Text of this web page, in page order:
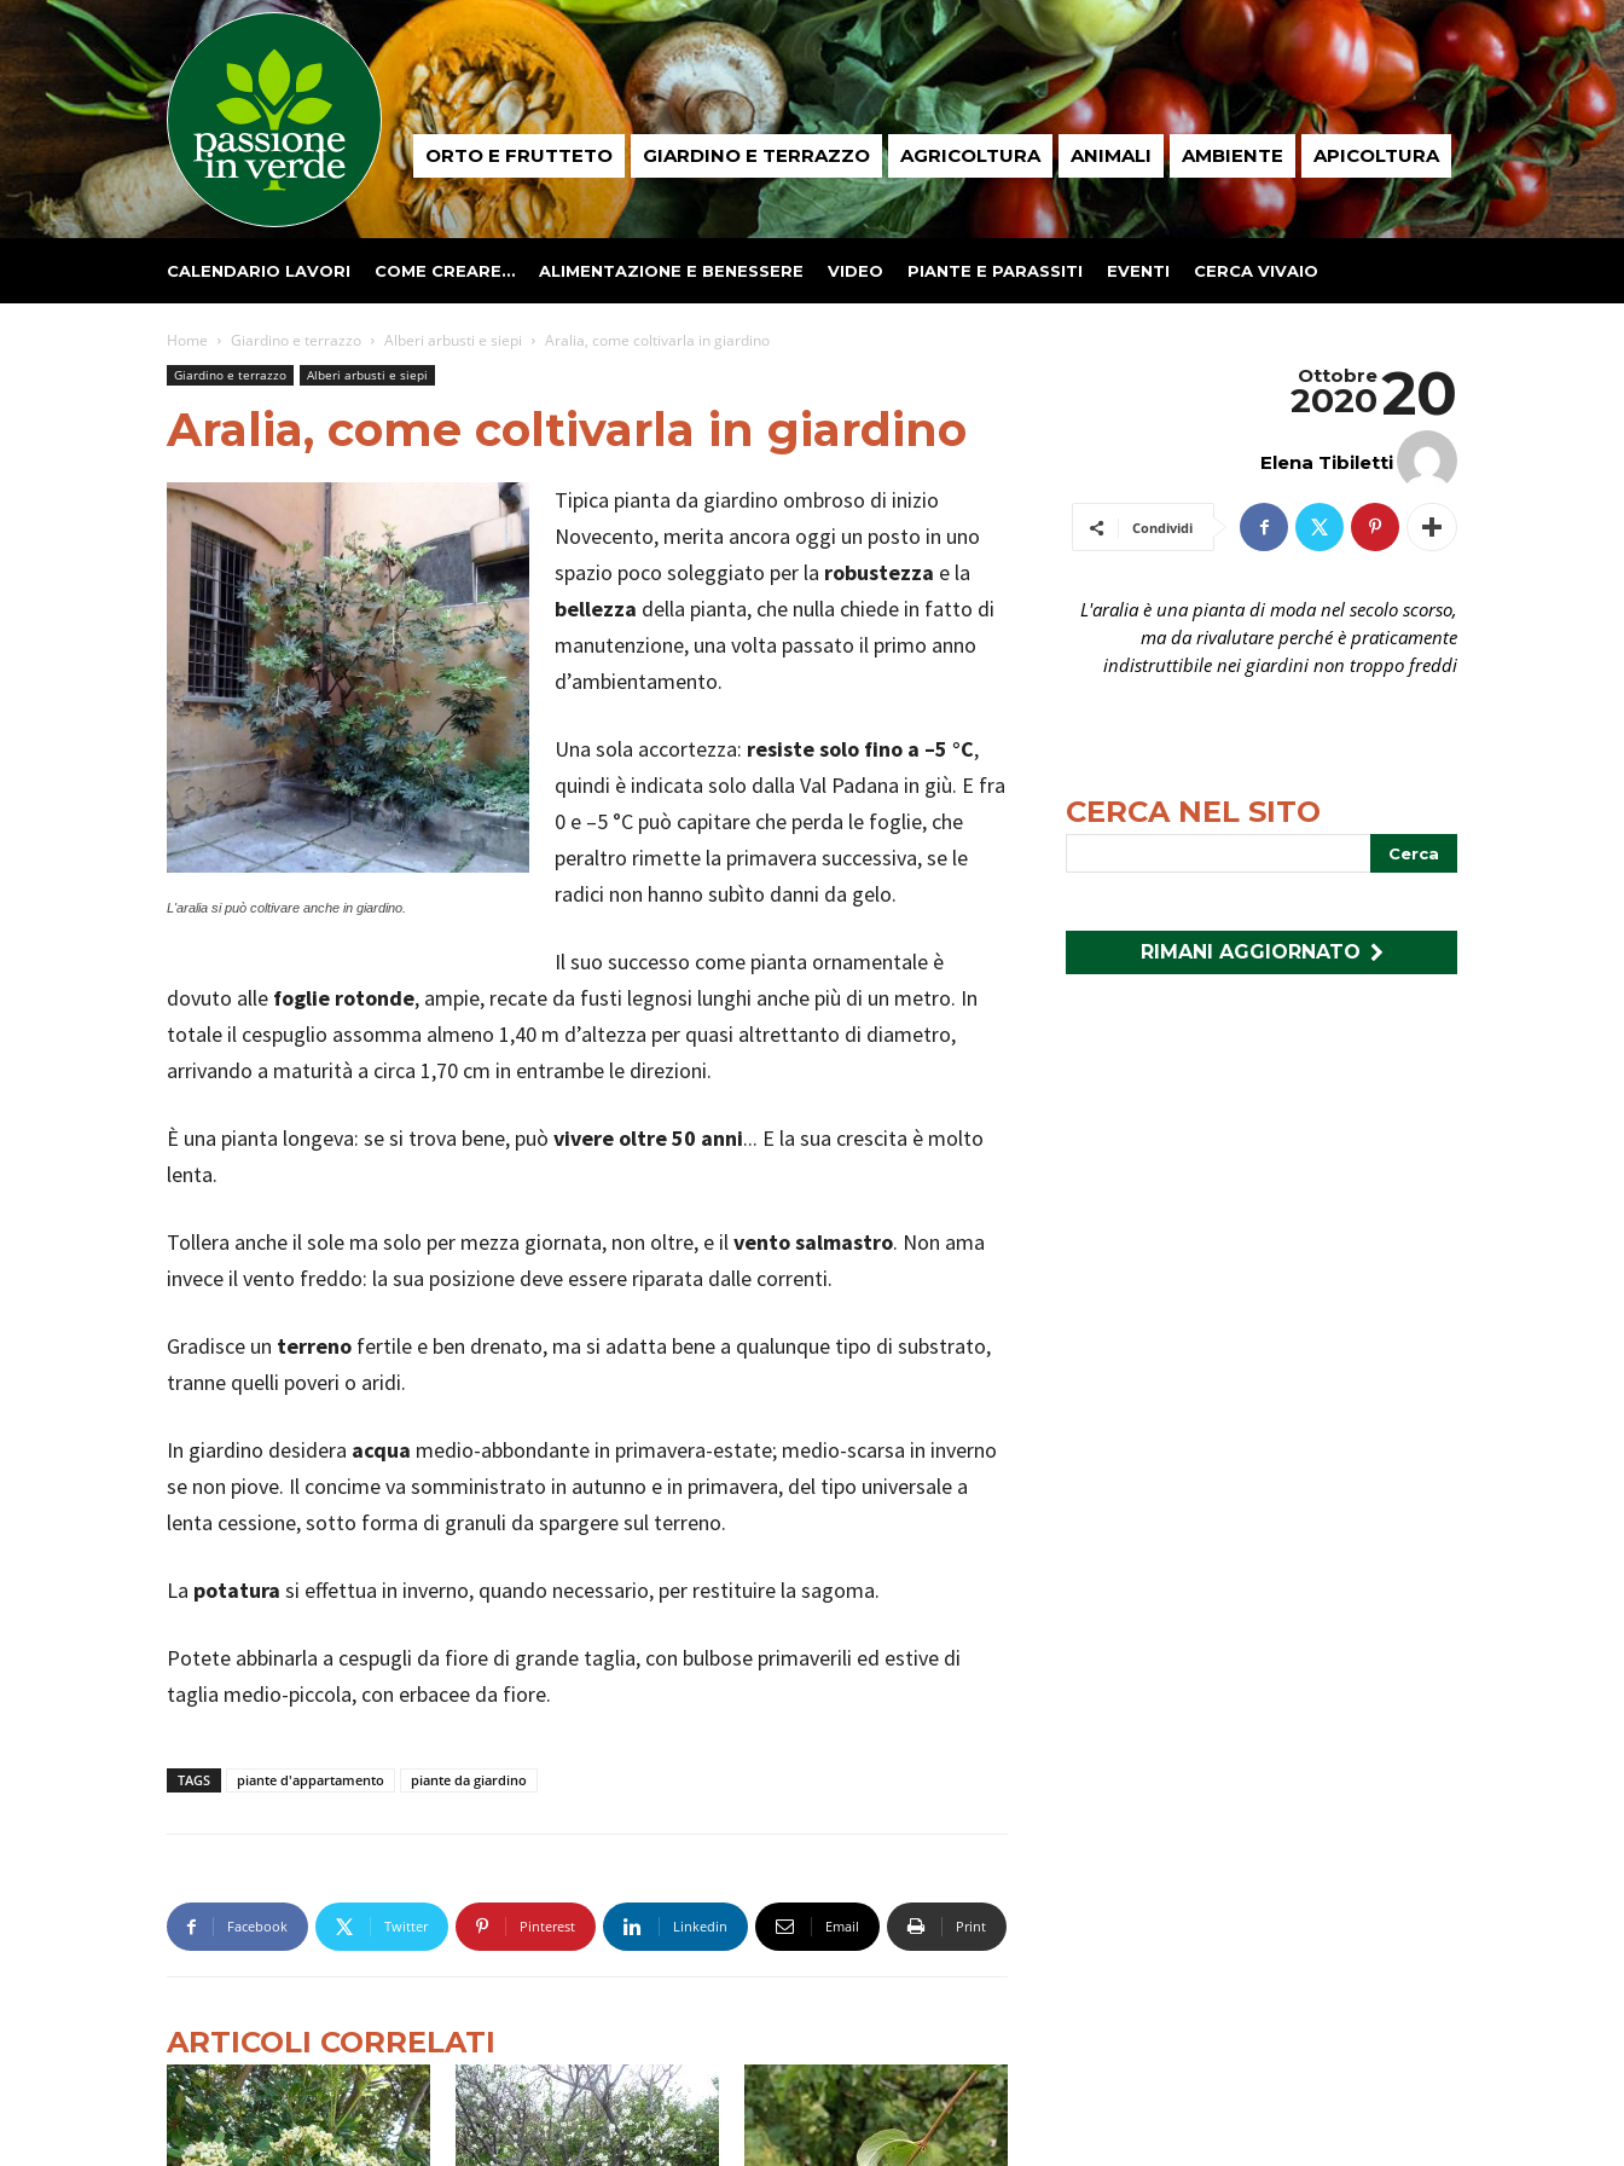
Passione
in ORTO E FRUTTETO GIARDINO E TERRAZZO AGRICOLTURA ANIMALI AMBIENTE APICOLTURA
CALENDARIO LAVORI COME CREARE… ALIMENTAZIONE E BENESSERE VIDEO PIANTE E PARASSITI EVENTI CERCA VIVAIO
Home Giardino e terrazzo Alberi arbusti e siepi Aralia, come coltivarla in giardino
Giardino e terrazzo Alberi arbusti e siepi
Aralia, come coltivarla in giardino
L'aralia si può coltivare anche in giardino.
Tipica pianta da giardino ombroso di inizio
Novecento, merita ancora oggi un posto in uno
spazio poco soleggiato per la robustezza e la
bellezza della pianta, che nulla chiede in fatto di
manutenzione, una volta passato il primo anno
d’ambientamento.
Una sola accortezza: resiste solo fino a –5 °C,
quindi è indicata solo dalla Val Padana in giù. E fra
0 e –5 °C può capitare che perda le foglie, che
peraltro rimette la primavera successiva, se le
radici non hanno subìto danni da gelo.
Il suo successo come pianta ornamentale è
dovuto alle foglie rotonde, ampie, recate da fusti legnosi lunghi anche più di un metro. In
totale il cespuglio assomma almeno 1,40 m d’altezza per quasi altrettanto di diametro,
arrivando a maturità a circa 1,70 cm in entrambe le direzioni.
È una pianta longeva: se si trova bene, può vivere oltre 50 anni... E la sua crescita è molto
lenta.
Tollera anche il sole ma solo per mezza giornata, non oltre, e ilvento salmastro. Non ama
invece il vento freddo: la sua posizione deve essere riparata dalle correnti.
Gradisce un terreno fertile e ben drenato, ma si adatta bene a qualunque tipo di substrato,
tranne quelli poveri o aridi.
In giardino desidera acqua medio-abbondante in primavera-estate; medio-scarsa in inverno
se non piove. Il concime va somministrato in autunno e in primavera, del tipo universale a
lenta cessione, sotto forma di granuli da spargere sul terreno.
La potatura si effettua in inverno, quando necessario, per restituire la sagoma.
Potete abbinarla a cespugli da fiore di grande taglia, con bulbose primaverili ed estive di
taglia medio-piccola, con erbacee da fiore.
TAGS piante d'appartamento piante da giardino
Facebook Twitter Pinterest Linkedin Email Print
ARTICOLI CORRELATI
20
Ottobre
2020
Elena Tibiletti
Condividi
L'aralia è una pianta di moda nel secolo scorso,
ma da rivalutare perché è praticamente
indistruttibile nei giardini non troppo freddi
CERCA NEL SITO
RIMANI AGGIORNATO